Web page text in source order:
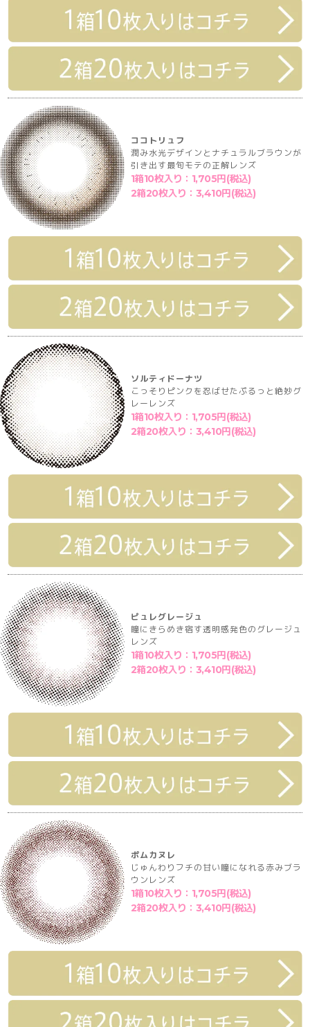
ココトリュフ
潤み水光デザインとナチュラルブラウンが
引き出す最旬モテの正解レンズ
1箱10枚入り：1,705円(税込)
2箱20枚入り：3,410円(税込)
ソルティドーナツ
こっそりピンクを忍ばせたぷるっと絶妙グ
レーレンズ
1箱10枚入り：1,705円(税込)
2箱20枚入り：3,410円(税込)
ピュレグレージュ
瞳にきらめき宿す透明感発色のグレージュ
レンズ
1箱10枚入り：1,705円(税込)
2箱20枚入り：3,410円(税込)
ポムカヌレ
じゅんわりフチの甘い瞳になれる赤みブラ
ウンレンズ
1箱10枚入り：1,705円(税込)
2箱20枚入り：3,410円(税込)